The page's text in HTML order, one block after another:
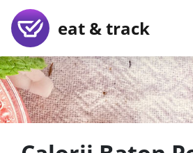
eat & track